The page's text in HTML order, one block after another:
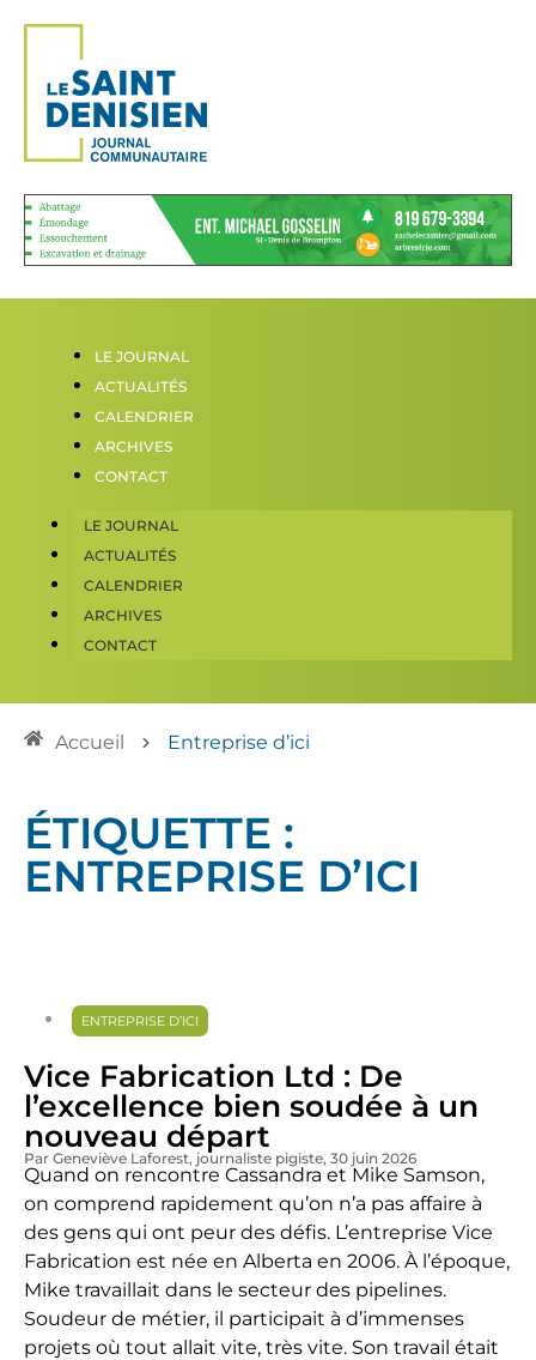
LE JOURNAL
ACTUALITÉS
CALENDRIER
ARCHIVES
CONTACT
LE JOURNAL
ACTUALITÉS
CALENDRIER
ARCHIVES
CONTACT
Accueil Entreprise d’ici
ÉTIQUETTE :
ENTREPRISE D’ICI
ENTREPRISE D’ICI
Vice Fabrication Ltd : De
l’excellence bien soudée à un
nouveau départ
Par Geneviève Laforest, journaliste pigiste, 30 juin 2026
Quand on rencontre Cassandra et Mike Samson,
on comprend rapidement qu’on n’a pas affaire à
des gens qui ont peur des défis. L’entreprise Vice
Fabrication est née en Alberta en 2006. À l’époque,
Mike travaillait dans le secteur des pipelines.
Soudeur de métier, il participait à d’immenses
projets où tout allait vite, très vite. Son travail était